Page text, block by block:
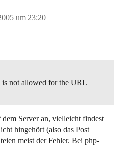
um 23:20
is not allowed for the URL
Server an, vielleicht findest
hingehört (also das Post
meist der Fehler. Bei php-